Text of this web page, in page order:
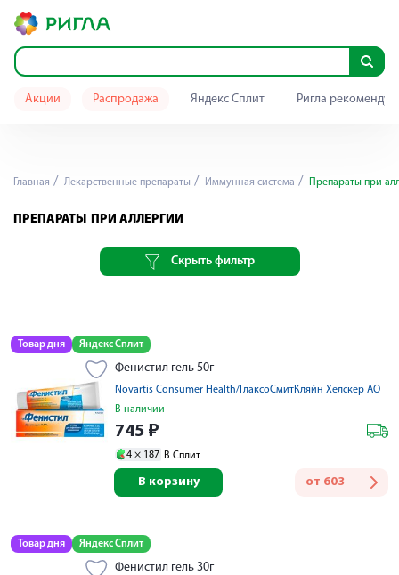
Акции Распродажа Яндекс Сплит Ригла
Главная Лекарственные препараты Иммунная система Препараты при
ПРЕПАРАТЫ ПРИ АЛЛЕРГИИ
Скрыть фильтр
Товар дня Яндекс Сплит
Фенистил гель 50г
Novartis Consumer Health/ГлаксоСмитКляйн Хелскер АО
В наличии
745 ₽
4 × 187 В Сплит
от 603
В корзину
Товар дня Яндекс Сплит
Фенистил гель 30г